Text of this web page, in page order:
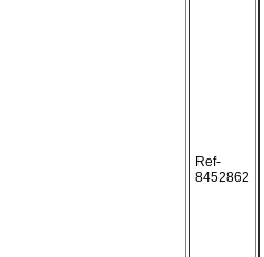
Ref-
8452862